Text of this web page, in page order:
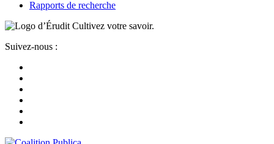
Rapports de recherche
Cultivez votre savoir.
Suivez-nous :